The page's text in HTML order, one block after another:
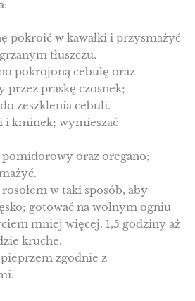
pokroić w kawałki i przysmażyć
tłuszczu.
pokrojoną cebulę oraz
przez praskę czosnek;
zeszklenia cebuli.
i kminek; wymieszać
pomidorowy oraz oregano;
rosołem w taki sposób, aby
gotować na wolnym ogniu
mniej więcej. 1,5 godziny aż
kruche.
zgodnie z